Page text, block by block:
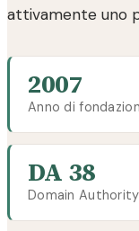
attivamente uno
2007
Anno di
DA 38
Domain Authority